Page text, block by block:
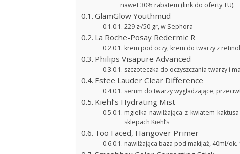
nawet 30% rabatem (link do oferty TU).
GlamGlow Youthmud
229 zł/50 gr, w Sephora
La Roche-Posay Redermic R
krem pod oczy, krem do twarzy z
Philips Visapure Advanced
szczoteczka do oczyszczania twarzy i
Estee Lauder Clear Difference
serum do twarzy wygładzające,
Kiehl’s Hydrating Mist
mgiełka nawilżająca z kwiatem
sklepach Kiehl’s
Too Faced, Hangover Primer
nawilżająca baza pod makijaż, 40ml/ok.